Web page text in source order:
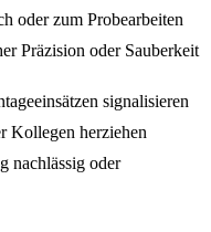
oder zum Probearbeiten
Präzision oder Sauberkeit
signalisieren
Kollegen herziehen
nachlässig oder